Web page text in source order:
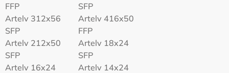
FFP
SFP
Artelv 312x56
SFP
Artelv 416x50
FFP
Artelv 212x50
SFP
Artelv 18x24
SFP
Artelv 16x24
Artelv 14x24